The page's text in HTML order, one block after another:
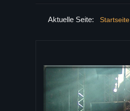
Aktuelle Seite: Startseite